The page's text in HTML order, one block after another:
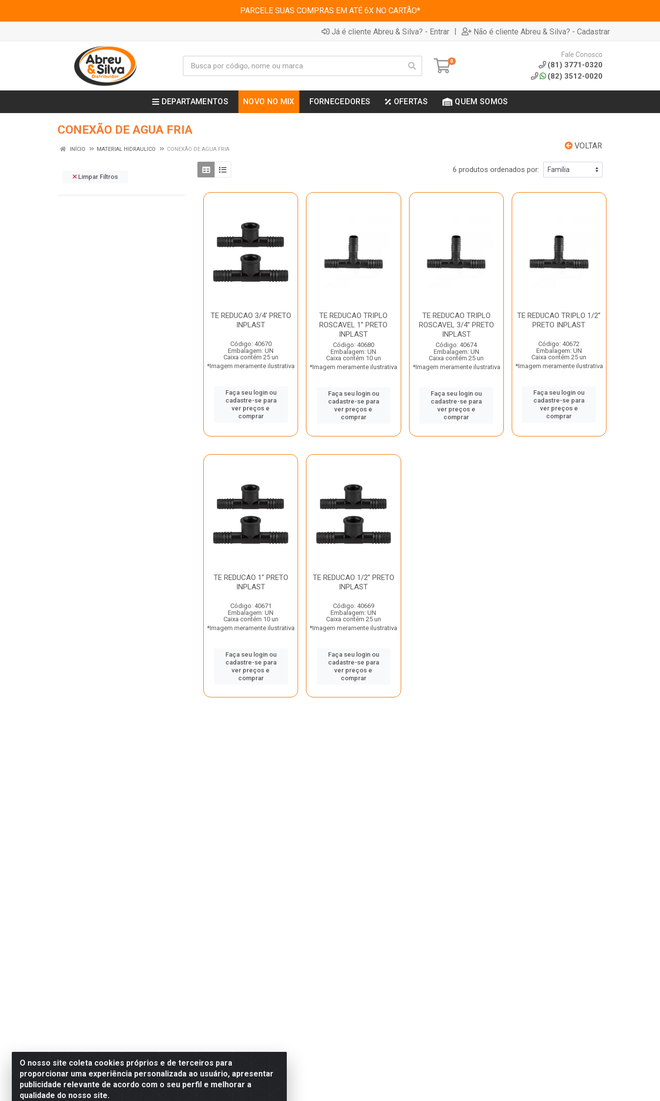
PARCELE SUAS COMPRAS EM ATÉ 6X NO CARTÃO*
Já é cliente Abreu & Silva? - Entrar | Não é cliente Abreu & Silva? - Cadastrar
0
Fale Conosco
(81) 3771-0320
(82) 3512-0020
DEPARTAMENTOS NOVO NO MIX FORNECEDORES OFERTAS QUEM SOMOS
CONEXÃO DE AGUA FRIA
VOLTAR
INÍCIO MATERIAL HIDRAULICO CONEXÃO DE AGUA FRIA
Limpar Filtros
6 produtos ordenados por:
TE REDUCAO 3/4' PRETO
INPLAST
Código: 40670
Embalagem: UN
Caixa contém 25 un
*Imagem meramente ilustrativa
Faça seu login ou
cadastre-se para
ver preços e
comprar
TE REDUCAO TRIPLO
ROSCAVEL 1” PRETO
INPLAST
Código: 40680
Embalagem: UN
Caixa contém 10 un
*Imagem meramente ilustrativa
Faça seu login ou
cadastre-se para
ver preços e
comprar
TE REDUCAO TRIPLO
ROSCAVEL 3/4” PRETO
INPLAST
Código: 40674
Embalagem: UN
Caixa contém 25 un
*Imagem meramente ilustrativa
Faça seu login ou
cadastre-se para
ver preços e
comprar
TE REDUCAO TRIPLO 1/2”
PRETO INPLAST
Código: 40672
Embalagem: UN
Caixa contém 25 un
*Imagem meramente ilustrativa
Faça seu login ou
cadastre-se para
ver preços e
comprar
TE REDUCAO 1” PRETO
INPLAST
Código: 40671
Embalagem: UN
Caixa contém 10 un
*Imagem meramente ilustrativa
Faça seu login ou
cadastre-se para
ver preços e
comprar
TE REDUCAO 1/2” PRETO
INPLAST
Código: 40669
Embalagem: UN
Caixa contém 25 un
*Imagem meramente ilustrativa
Faça seu login ou
cadastre-se para
ver preços e
comprar
O nosso site coleta cookies próprios e de terceiros para
proporcionar uma experiência personalizada ao usuário, apresentar
publicidade relevante de acordo com o seu perfil e melhorar a
qualidade do nosso site.